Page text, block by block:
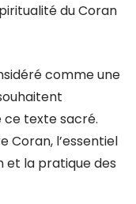
du Coran
comme une
ce texte sacré.
Coran, l’essentiel
et la pratique des